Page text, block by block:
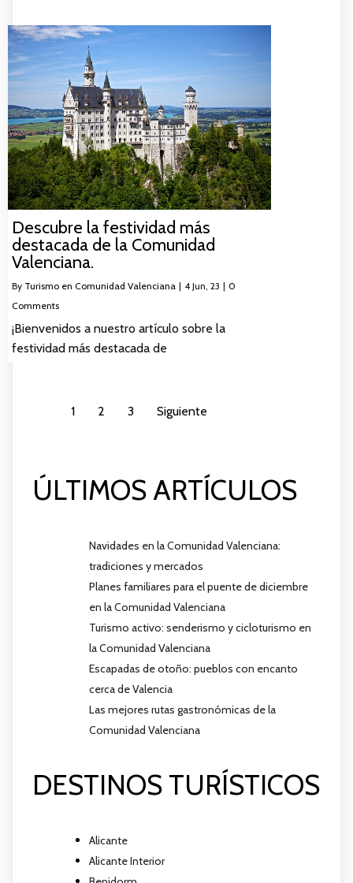
Descubre la festividad más
destacada de la Comunidad
Valenciana.
By Turismo en Comunidad Valenciana | 4 Jun, 23 | 0
Comments
¡Bienvenidos a nuestro artículo sobre la
festividad más destacada de
1 2 3 Siguiente
ÚLTIMOS ARTÍCULOS
Navidades en la Comunidad Valenciana:
tradiciones y mercados
Planes familiares para el puente de diciembre
en la Comunidad Valenciana
Turismo activo: senderismo y cicloturismo en
la Comunidad Valenciana
Escapadas de otoño: pueblos con encanto
cerca de Valencia
Las mejores rutas gastronómicas de la
Comunidad Valenciana
DESTINOS TURÍSTICOS
Alicante
Alicante Interior